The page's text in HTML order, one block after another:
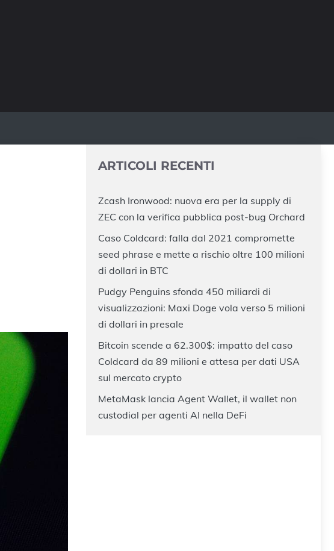
ARTICOLI RECENTI
Zcash Ironwood: nuova era per la supply di
ZEC con la verifica pubblica post-bug Orchard
Caso Coldcard: falla dal 2021 compromette
seed phrase e mette a rischio oltre 100 milioni
di dollari in BTC
Pudgy Penguins sfonda 450 miliardi di
visualizzazioni: Maxi Doge vola verso 5 milioni
di dollari in presale
Bitcoin scende a 62.300$: impatto del caso
Coldcard da 89 milioni e attesa per dati USA
sul mercato crypto
MetaMask lancia Agent Wallet, il wallet non
custodial per agenti AI nella DeFi